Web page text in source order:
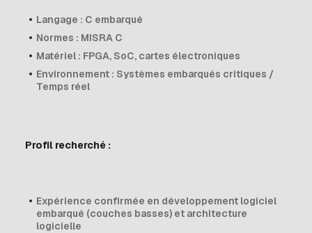
Langage : C embarqué
Normes : MISRA C
Matériel : FPGA, SoC, cartes électroniques
Environnement : Systèmes embarqués critiques /
Temps réel
Profil recherché :
Expérience confirmée en développement logiciel
embarqué (couches basses) et architecture
logicielle